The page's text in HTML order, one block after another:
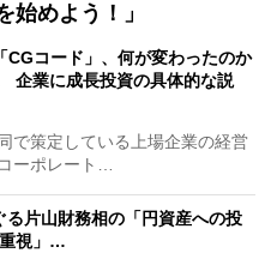
始めよう！」
CGコード」、何が変わったのか
企業に成長投資の具体的な説
で策定している上場企業の経営
ーポレート…
る片山財務相の「円資産への投
視」…